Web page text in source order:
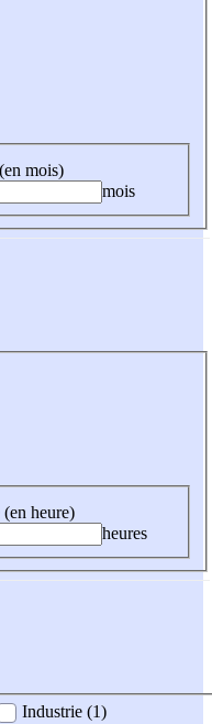
mois)
mois
heure)
heures
Industrie (1)